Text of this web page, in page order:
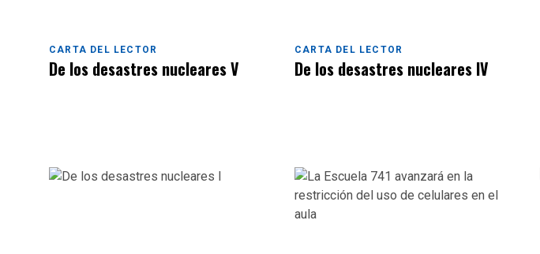
CARTA DEL LECTOR
De los desastres nucleares V
CARTA DEL LECTOR
De los desastres nucleares IV